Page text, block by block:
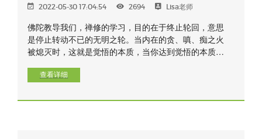
2022-05-30 17:04:54 2694 Lisa老师
佛陀教导我们，禅修的学习，目的在于终止轮回，意思
是停止转动不已的无明之轮。当内在的贪、嗔、痴之火
被熄灭时，这就是觉悟的本质，当你达到觉悟的本质，
终点，是我们内在贪、嗔、痴的结束。平时会以喜悦来
实它超越快乐与痛苦两面，它是究竟的平静。
查看详细